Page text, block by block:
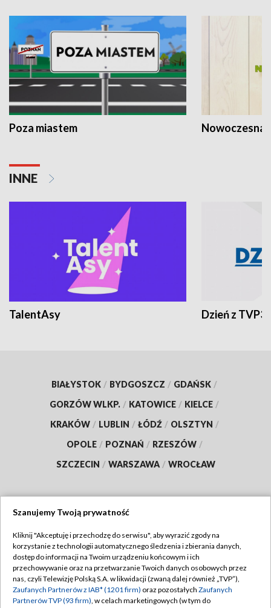
Poza miastem Nowoczesna
INNE
TalentAsy Dzień z TVP3
BIAŁYSTOK / BYDGOSZCZ / GDAŃSK /
GORZÓW WLKP. / KATOWICE / KIELCE /
KRAKÓW / LUBLIN / ŁÓDŹ / OLSZTYN /
OPOLE / POZNAŃ / RZESZÓW /
SZCZECIN / WARSZAWA / WROCŁAW
TVP
Abonament TVP
Emisja w TVP
Regulamin TVP
Polityka prywatności
Szanujemy Twoją prywatność
Kliknij "Akceptuję i przechodzę do serwisu", aby wyrazić zgody na
korzystanie z technologii automatycznego śledzenia i zbierania danych,
dostęp do informacji na Twoim urządzeniu końcowym i ich
przechowywanie oraz na przetwarzanie Twoich danych osobowych przez
nas, czyli Telewizję Polską S.A. w likwidacji (zwaną dalej również „TVP”),
Zaufanych Partnerów z IAB* (1201 firm) oraz pozostałych Zaufanych
Partnerów TVP (93 firm), w celach marketingowych (w tym do